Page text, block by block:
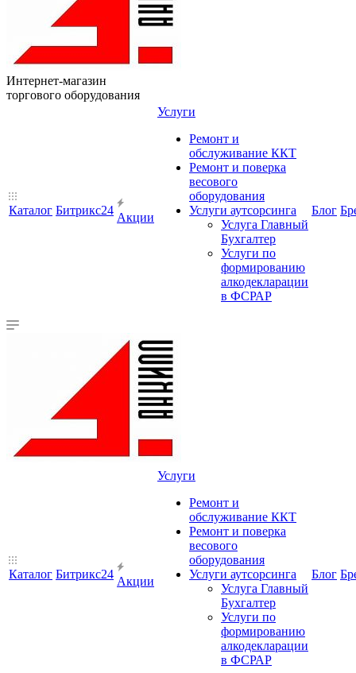
Интернет-магазин
торгового оборудования
Каталог Битрикс24
Акции
Услуги
Ремонт и
обслуживание ККТ
Ремонт и поверка
весового
оборудования
Услуги аутсорсинга
Услуга Главный
Бухгалтер
Услуги по
формированию
алкодекларации
в ФСРАР
Блог
Каталог Битрикс24
Акции
Услуги
Ремонт и
обслуживание ККТ
Ремонт и поверка
весового
оборудования
Услуги аутсорсинга
Услуга Главный
Бухгалтер
Услуги по
формированию
алкодекларации
в ФСРАР
Блог